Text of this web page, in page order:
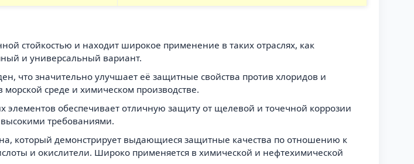
стойкостью и находит широкое применение в таких отраслях, как
и универсальный вариант.
что значительно улучшает её защитные свойства против хлоридов и
среде и химическом производстве.
обеспечивает отличную защиту от щелевой и точечной коррозии
требованиями.
который демонстрирует выдающиеся защитные качества по отношению к
и окислители. Широко применяется в химической и нефтехимической